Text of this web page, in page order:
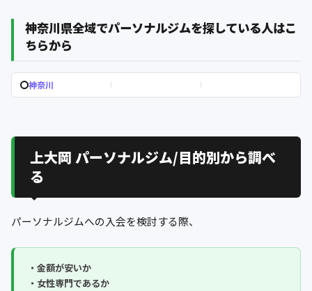
神奈川県全域でパーソナルジムを探している人はこ
ちらから
神奈川
上大岡 パーソナルジム/目的別から調べ
る
パーソナルジムへの入会を検討する際、
・金額が安いか
・女性専門であるか